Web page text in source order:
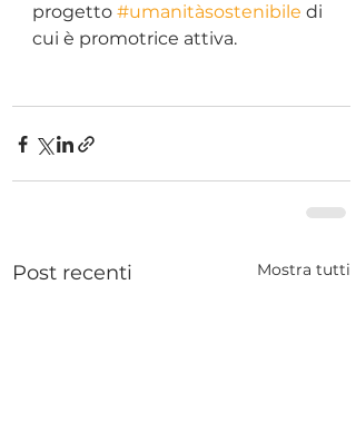
progetto #umanitàsostenibile di
cui è promotrice attiva.
Post recenti Mostra tutti